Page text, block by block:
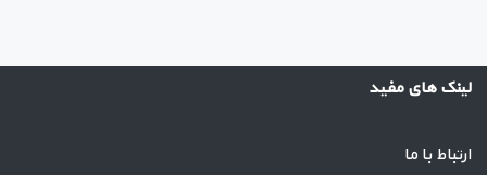
لینک های مفید
ارتباط با ما